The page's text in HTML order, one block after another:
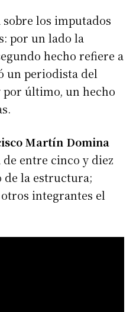
sobre los imputados
por un lado la
hecho refiere a
un periodista del
último, un hecho
Martín Domina
entre cinco y diez
de la estructura;
integrantes el